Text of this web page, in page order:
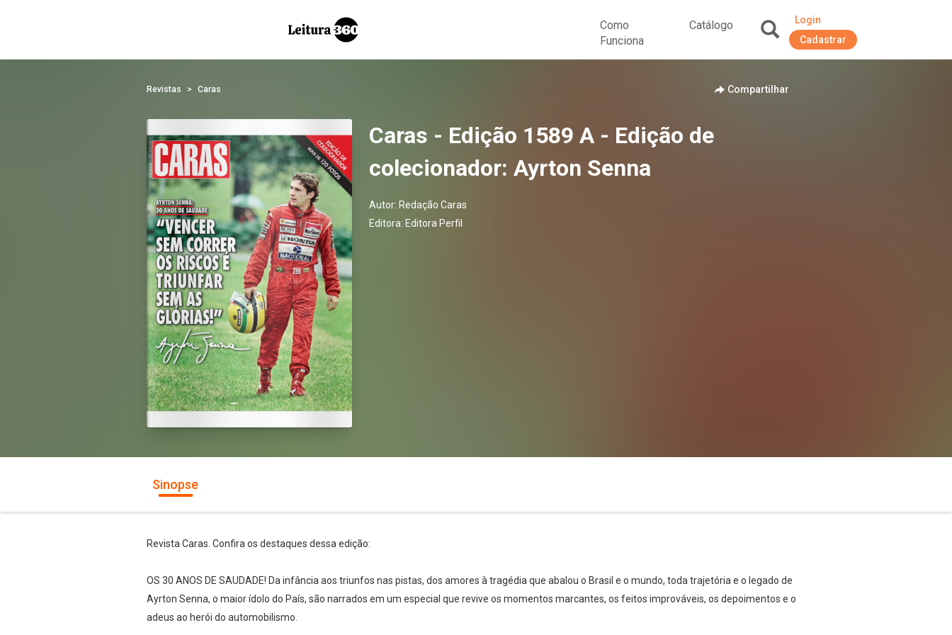
Como
Funciona
Catálogo
Login
Cadastrar
Revistas Caras Compartilhar
Caras - Edição 1589 A - Edição de
colecionador: Ayrton Senna
Autor: Redação Caras
Editora: Editora Perfil
Sinopse
Revista Caras. Confira os destaques dessa edição:
OS 30 ANOS DE SAUDADE! Da infância aos triunfos nas pistas, dos amores à tragédia que abalou o Brasil e o mundo, toda trajetória e o legado de
Ayrton Senna, o maior ídolo do País, são narrados em um especial que revive os momentos marcantes, os feitos improváveis, os depoimentos e o
adeus ao herói do automobilismo.
Whatsapp Facebook Twitter E-mail